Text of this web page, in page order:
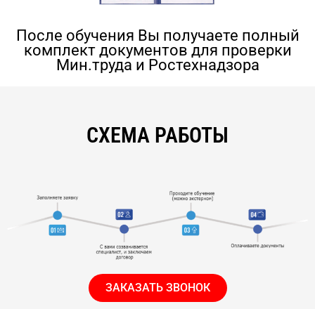
После обучения Вы получаете полный
комплект документов для проверки
Мин.труда и Ростехнадзора
СХЕМА РАБОТЫ
ЗАКАЗАТЬ ЗВОНОК